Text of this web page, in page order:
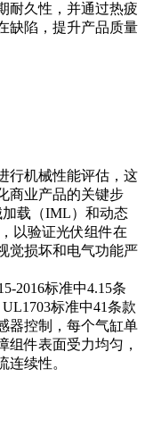
耐久性，并通过热疲
缺陷，提升产品质量
行机械性能评估，这
商业产品的关键步
载（IML）和动态
以验证光伏组件在
觉损坏和电气功能严
2016标准中4.15条
标准中41条款
器控制，每个气缸单
组件表面受力均匀，
连续性。